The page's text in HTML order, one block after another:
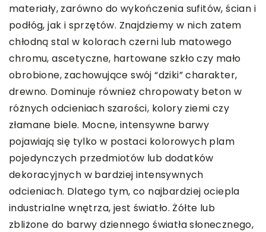
materiały, zarówno do wykończenia sufitów, ścian i
podłóg, jak i sprzętów. Znajdziemy w nich zatem
chłodną stal w kolorach czerni lub matowego
chromu, ascetyczne, hartowane szkło czy mało
obrobione, zachowujące swój “dziki” charakter,
drewno. Dominuje również chropowaty beton w
różnych odcieniach szarości, kolory ziemi czy
złamane biele. Mocne, intensywne barwy
pojawiają się tylko w postaci kolorowych plam
pojedynczych przedmiotów lub dodatków
dekoracyjnych w bardziej intensywnych
odcieniach. Dlatego tym, co najbardziej ociepla
industrialne wnętrza, jest światło. Żółte lub
zbliżone do barwy dziennego światła słonecznego,